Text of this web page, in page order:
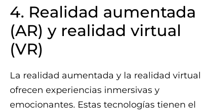
4. Realidad aumentada
(AR) y realidad virtual
(VR)
La realidad aumentada y la realidad virtual
ofrecen experiencias inmersivas y
emocionantes. Estas tecnologías tienen el